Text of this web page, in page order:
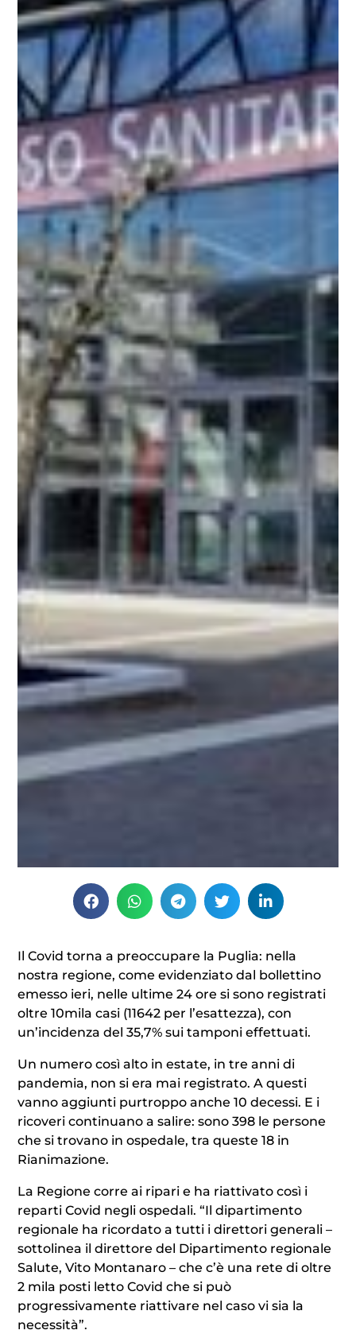
Il Covid torna a preoccupare la Puglia: nella
nostra regione, come evidenziato dal bollettino
emesso ieri, nelle ultime 24 ore si sono registrati
oltre 10mila casi (11642 per l’esattezza), con
un’incidenza del 35,7% sui tamponi effettuati.
Un numero così alto in estate, in tre anni di
pandemia, non si era mai registrato. A questi
vanno aggiunti purtroppo anche 10 decessi. E i
ricoveri continuano a salire: sono 398 le persone
che si trovano in ospedale, tra queste 18 in
Rianimazione.
La Regione corre ai ripari e ha riattivato così i
reparti Covid negli ospedali. “Il dipartimento
regionale ha ricordato a tutti i direttori generali –
sottolinea il direttore del Dipartimento regionale
Salute, Vito Montanaro – che c’è una rete di oltre
2 mila posti letto Covid che si può
progressivamente riattivare nel caso vi sia la
necessità”.